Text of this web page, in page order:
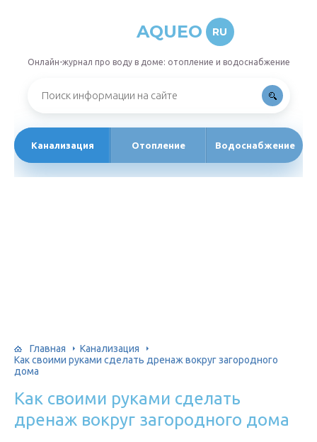
AQUEO RU
Онлайн-журнал про воду в доме: отопление и водоснабжение
Канализация Отопление Водоснабжение
Главная
Канализация
Как своими руками сделать дренаж вокруг загородного
дома
Как своими руками сделать
дренаж вокруг загородного дома